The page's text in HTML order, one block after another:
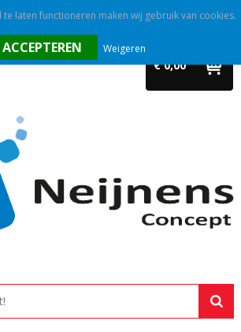
€ 0,00
laten functioneren maken wij gebruik van cookies.
Weigeren